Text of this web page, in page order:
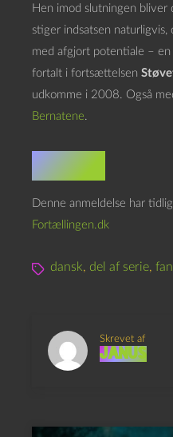
Hen imod slutningen bliver
stiger indsatsen
med afgjort potentiale –
fortalt i fortsættelsen
udkomme i 2008. Også
Bernatene.
I ØVRIGT
Denne anmeldelse har
Fortællingen.dk
dansk, del af serie,
Skrevet af
Janus